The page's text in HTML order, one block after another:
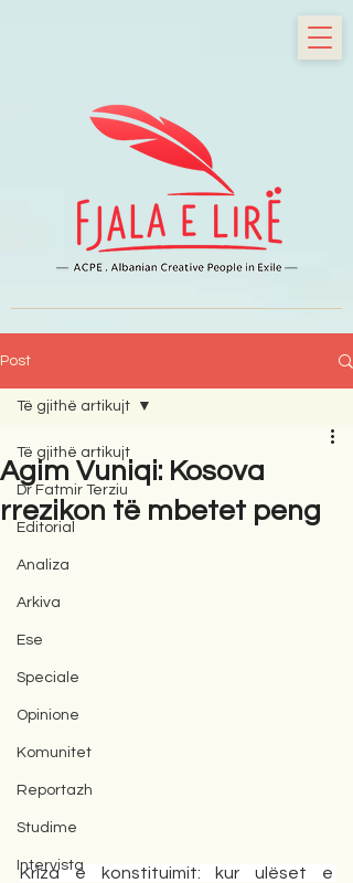
Post
Të gjithë artikujt
Dr Fatmir Terziu
Editorial
Analiza
Arkiva
Ese
Speciale
Opinione
Komunitet
Reportazh
Studime
Intervista
Të gjithë artikujt
Agim Vuniqi: Kosova
rrezikon të mbetet peng
Kriza e konstituimit: kur ulëset e